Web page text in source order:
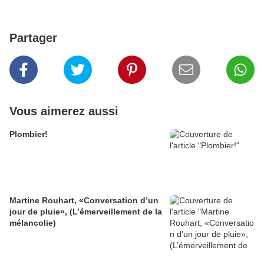
Partager
Vous aimerez aussi
Plombier!
Martine Rouhart, «Conversation d’un
jour de pluie», (L’émerveillement de la
mélancolie)